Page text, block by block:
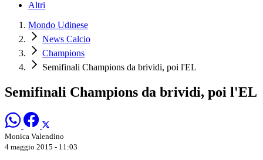
Altri
Mondo Udinese
News Calcio
Champions
Semifinali Champions da brividi, poi l'EL
Semifinali Champions da brividi, poi l'EL
Monica Valendino
4 maggio 2015 - 11:03